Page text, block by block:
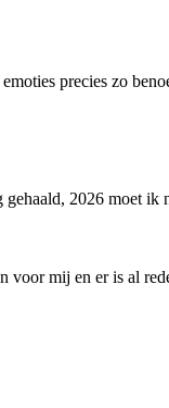
precies zo
2026 moet
voor mij en er is al